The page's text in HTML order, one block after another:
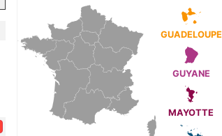
GUADELOUPE
GUYANE
MAYOTTE